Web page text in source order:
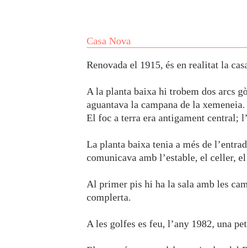
Casa Nova
Renovada el 1915, és en realitat la
A la planta baixa hi trobem dos arcs
aguantava la campana de la xemeneia.
El foc a terra era antigament central;
La planta baixa tenia a més de
comunicava amb l’estable, el celler,
Al primer pis hi ha la sala amb les
complerta.
A les golfes es feu, l’any 1982, una